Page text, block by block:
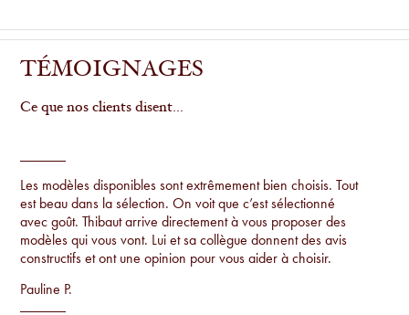
TÉMOIGNAGES
Ce que nos clients disent...
Les modèles disponibles sont extrêmement bien choisis. Tout
est beau dans la sélection. On voit que c’est sélectionné
avec goût. Thibaut arrive directement à vous proposer des
modèles qui vous vont. Lui et sa collègue donnent des avis
constructifs et ont une opinion pour vous aider à choisir.
Pauline P.